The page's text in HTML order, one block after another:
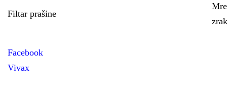
Filtar prašine
Facebook
Vivax